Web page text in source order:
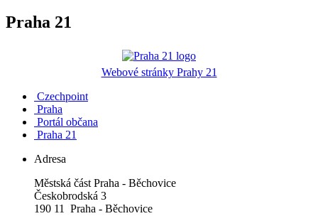
Praha 21
Webové stránky Prahy 21
Czechpoint
Praha
Portál občana
Praha 21
Adresa
Městská část Praha - Běchovice
Českobrodská 3
190 11 Praha - Běchovice